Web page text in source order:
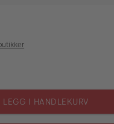
LEGG I HANDLEKURV